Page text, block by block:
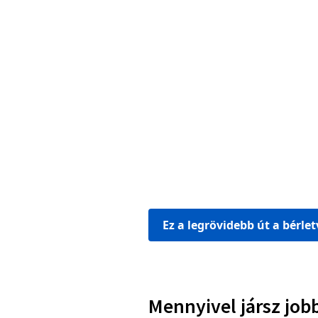
Ez a legrövidebb út a
Mennyivel jársz